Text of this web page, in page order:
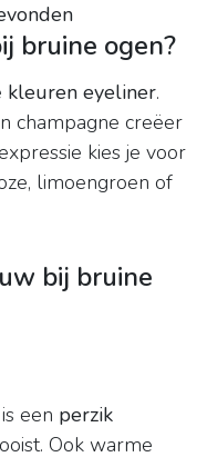
bruine ogen?
kleuren eyeliner.
champagne creëer
kies je voor
limoengroen of
bij bruine
een perzik
Ook warme